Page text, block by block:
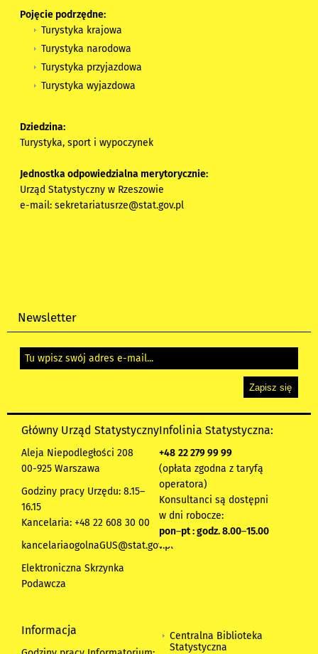
Pojęcie podrzędne:
Turystyka krajowa
Turystyka narodowa
Turystyka przyjazdowa
Turystyka wyjazdowa
Dziedzina:
Turystyka, sport i wypoczynek
Jednostka odpowiedzialna merytorycznie:
Urząd Statystyczny w Rzeszowie
e-mail:sekretariatusrze@stat.gov.pl
Newsletter
Główny Urząd Statystyczny
Aleja Niepodległości 208
00-925 Warszawa
Godziny pracy Urzędu: 8.15–
16.15
Kancelaria: +48 22 608 30 00
kancelariaogolnaGUS@stat.gov.pl
Elektroniczna Skrzynka
Podawcza
Infolinia Statystyczna:
+48 22 279 99 99
(opłata zgodna z taryfą
operatora)
Konsultanci są dostępni
w dni robocze:
pon–pt : godz. 8.00–15.00
Informacja
Centralna Biblioteka
Statystyczna